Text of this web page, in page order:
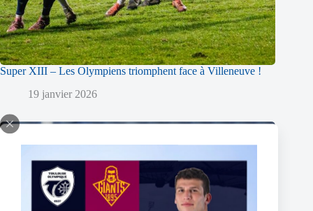
Super XIII – Les Olympiens triomphent face à Villeneuve !
19 janvier 2026